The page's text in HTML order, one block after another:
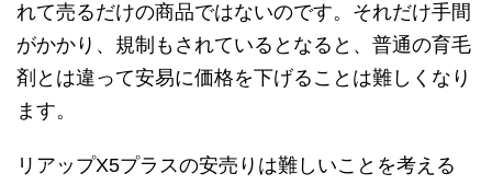
れて売るだけの商品ではないのです。それだけ手間
がかかり、規制もされているとなると、普通の育毛
剤とは違って安易に価格を下げることは難しくなり
ます。
リアップX5プラスの安売りは難しいことを考える